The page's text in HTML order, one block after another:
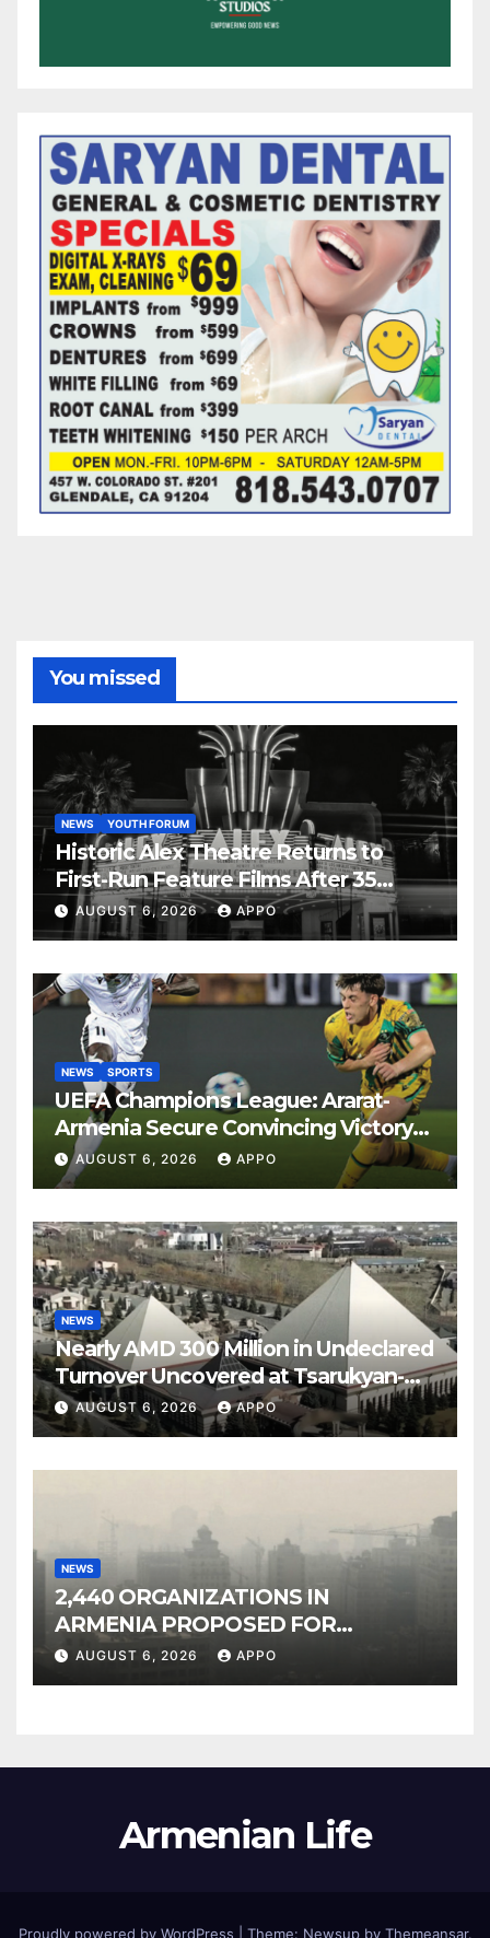
You missed
NEWS YOUTH FORUM
Historic Alex Theatre Returns to
First-Run Feature Films After 35
Years
AUGUST 6, 2026 APPO
NEWS SPORTS
UEFA Champions League: Ararat-
Armenia Secure Convincing Victory
Over Shamrock Rovers 2-0
AUGUST 6, 2026 APPO
NEWS
Nearly AMD 300 Million in Undeclared
Turnover Uncovered at Tsarukyan-
Owned Entertainment Center
AUGUST 6, 2026 APPO
NEWS
2,440 ORGANIZATIONS IN
ARMENIA PROPOSED FOR
INCLUSION IN LIST OF AIR
POLLUTERS
AUGUST 6, 2026 APPO
Armenian Life
Proudly powered by WordPress Theme: Newsup by Themeansar.